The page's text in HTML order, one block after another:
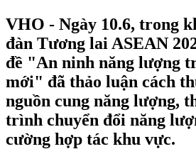
VHO - Ngày 10.6, trong
đàn Tương lai ASEAN
đề "An ninh năng lượng
mới" đã thảo luận cách
nguồn cung năng lượng,
trình chuyển đổi năng
cường hợp tác khu vực.